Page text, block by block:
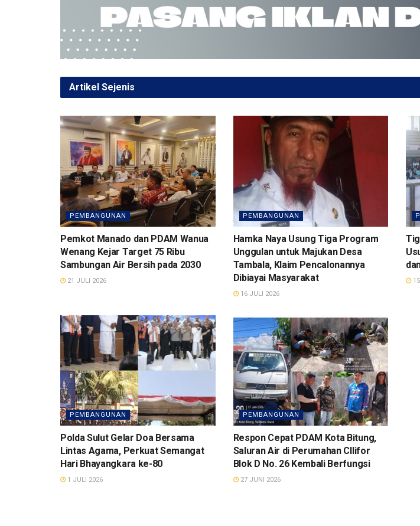
o
k
A
p
p
a
m
Artikel Sejenis
PEMBANGUNAN
Pemkot Manado dan PDAM Wanua
Wenang Kejar Target 75 Ribu
Sambungan Air Bersih pada 2030
21 JULI 2026
PEMBANGUNAN
Hamka Naya Usung Tiga Program
Unggulan untuk Majukan Desa
Tambala, Klaim Pencalonannya
Dibiayai Masyarakat
16 JULI 2026
15
PEMBANGUNAN
Polda Sulut Gelar Doa Bersama
Lintas Agama, Perkuat Semangat
Hari Bhayangkara ke-80
1 JULI 2026
PEMBANGUNAN
Respon Cepat PDAM Kota Bitung,
Saluran Air di Perumahan Cllifor
Blok D No. 26 Kembali Berfungsi
27 JUNI 2026